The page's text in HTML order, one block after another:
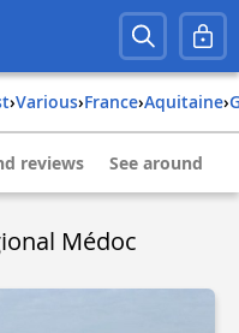
› Various› france› aquitaine›
reviews See around
Médoc